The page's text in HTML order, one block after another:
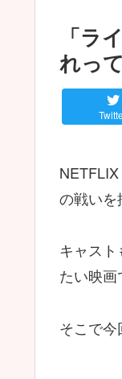
「ラ
れっ
の戦いを
キャス
たい映画
そこで